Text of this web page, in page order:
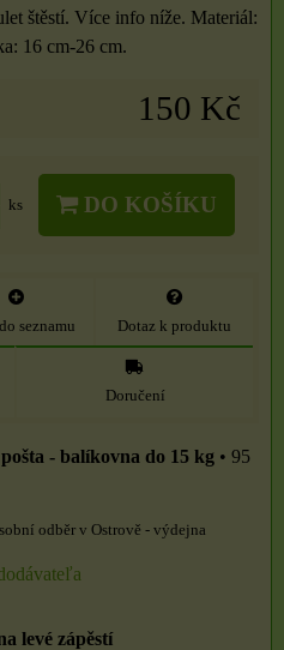
štěstí. Více info níže. Materiál:
16 cm-26 cm.
150 Kč
ks DO KOŠÍKU
seznamu Dotaz k produktu
Doručení
- balíkovna do 15 kg • 95
odběr v Ostrově - výdejna
levé zápěstí